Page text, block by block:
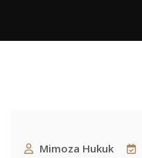
Mimoza Hukuk